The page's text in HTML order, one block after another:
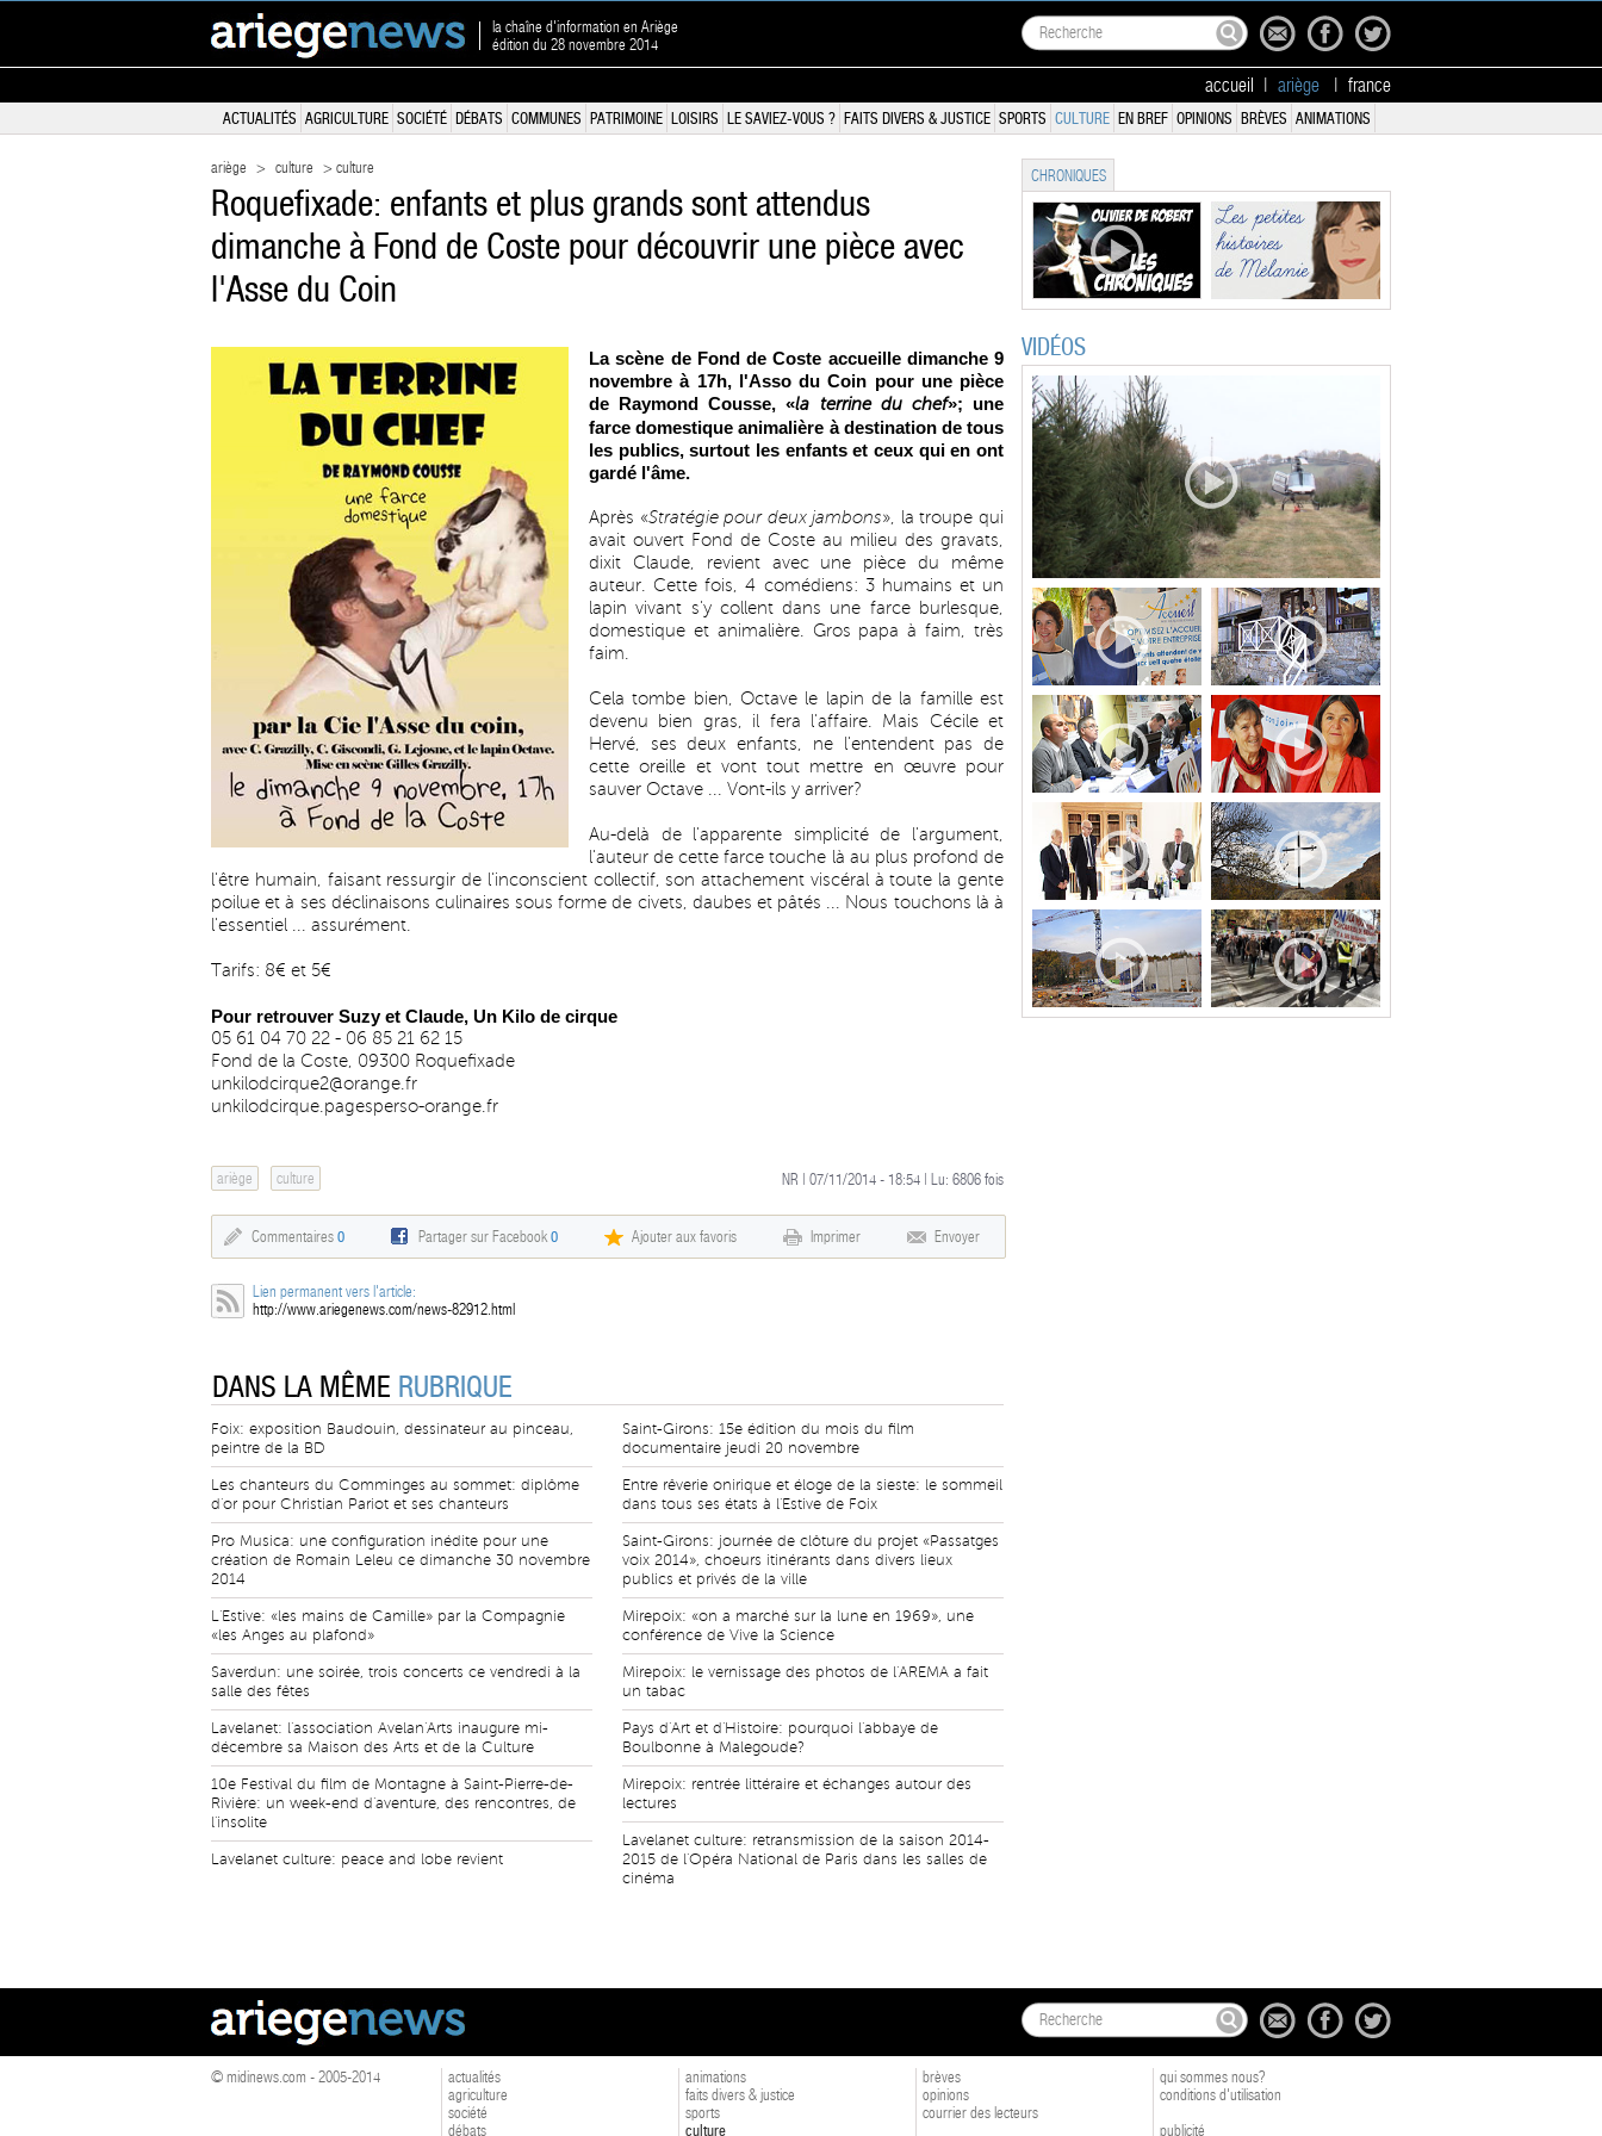
la chaîne d'information en Ariège
édition du 28 novembre 2014
accueil ariège france
ACTUALITÉS AGRICULTURE SOCIÉTÉ DÉBATS COMMUNES PATRIMOINE LOISIRS LE SAVIEZ-VOUS ? FAITS DIVERS & JUSTICE SPORTS CULTURE EN BREF OPINIONS BRÈVES ANIMATIONS
ariège > culture > culture
Roquefixade: enfants et plus grands sont attendus
dimanche à Fond de Coste pour découvrir une pièce avec
l'Asse du Coin
La scène de Fond de Coste accueille dimanche 9
novembre à 17h, l'Asso du Coin pour une pièce
de Raymond Cousse, «la terrine du chef»; une
farce domestique animalière à destination de tous
les publics, surtout les enfants et ceux qui en ont
gardé l'âme.
Après «Stratégie pour deux jambons», la troupe qui
avait ouvert Fond de Coste au milieu des gravats,
dixit Claude, revient avec une pièce du même
auteur. Cette fois, 4 comédiens: 3 humains et un
lapin vivant s'y collent dans une farce burlesque,
domestique et animalière. Gros papa à faim, très
faim.
Cela tombe bien, Octave le lapin de la famille est
devenu bien gras, il fera l'affaire. Mais Cécile et
Hervé, ses deux enfants, ne l'entendent pas de
cette oreille et vont tout mettre en œuvre pour
sauver Octave ... Vont-ils y arriver?
Au-delà de l'apparente simplicité de l'argument,
l'auteur de cette farce touche là au plus profond de
l'être humain, faisant ressurgir de l'inconscient collectif, son attachement viscéral à toute la gente
poilue et à ses déclinaisons culinaires sous forme de civets, daubes et pâtés ... Nous touchons là à
l'essentiel ... assurément.
Tarifs: 8€ et 5€
Pour retrouver Suzy et Claude, Un Kilo de cirque
05 61 04 70 22 - 06 85 21 62 15
Fond de la Coste, 09300 Roquefixade
unkilodcirque2@orange.fr
unkilodcirque.pagesperso-orange.fr
ariège culture NR | 07/11/2014 - 18:54 | Lu: 6806 fois
Commentaires 0 Partager sur Facebook0 Ajouter aux favoris Imprimer Envoyer
Lien permanent vers l'article:
http://www.ariegenews.com/news-82912.html
DANS LA MÊME RUBRIQUE
Foix: exposition Baudouin, dessinateur au pinceau,
peintre de la BD
Les chanteurs du Comminges au sommet: diplôme
d'or pour Christian Pariot et ses chanteurs
Pro Musica: une configuration inédite pour une
création de Romain Leleu ce dimanche 30 novembre
2014
L'Estive: «les mains de Camille» par la Compagnie
«les Anges au plafond»
Saverdun: une soirée, trois concerts ce vendredi à la
salle des fêtes
Lavelanet: l'association Avelan'Arts inaugure mi-
décembre sa Maison des Arts et de la Culture
10e Festival du film de Montagne à Saint-Pierre-de-
Rivière: un week-end d'aventure, des rencontres, de
l'insolite
Lavelanet culture: peace and lobe revient
Saint-Girons: 15e édition du mois du film
documentaire jeudi 20 novembre
Entre rêverie onirique et éloge de la sieste: le sommeil
dans tous ses états à l'Estive de Foix
Saint-Girons: journée de clôture du projet «Passatges
voix 2014», choeurs itinérants dans divers lieux
publics et privés de la ville
Mirepoix: «on a marché sur la lune en 1969», une
conférence de Vive la Science
Mirepoix: le vernissage des photos de l'AREMA a fait
un tabac
Pays d'Art et d'Histoire: pourquoi l'abbaye de
Boulbonne à Malegoude?
Mirepoix: rentrée littéraire et échanges autour des
lectures
Lavelanet culture: retransmission de la saison 2014-
2015 de l'Opéra National de Paris dans les salles de
cinéma
CHRONIQUES
VIDÉOS
© midinews.com - 2005-2014
actualités
agriculture
société
débats
animations
faits divers & justice
sports
culture
brèves
opinions
courrier des lecteurs
qui sommes nous?
conditions d'utilisation
publicité